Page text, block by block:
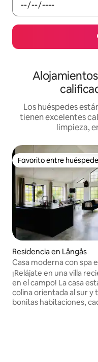
Los huéspedes
tienen excelentes
limpieza,
Favorito entre
Favorito entre
Residencia en Långås
Casa moderna con spa
rural
¡Relájate en una villa
en el campo! La casa está ubicada en una
colina orientada al sur y
bonitas habitaciones,